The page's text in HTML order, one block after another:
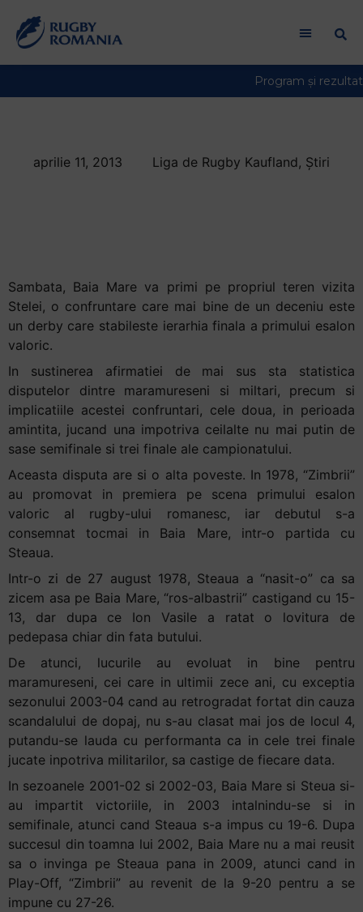
aprilie 11, 2013 Liga de Rugby Kaufland, Știri
Sambata, Baia Mare va primi pe propriul teren vizita
Stelei, o confruntare care mai bine de un deceniu este
un derby care stabileste ierarhia finala a primului esalon
valoric.
In sustinerea afirmatiei de mai sus sta statistica
disputelor dintre maramureseni si miltari, precum si
implicatiile acestei confruntari, cele doua, in perioada
amintita, jucand una impotriva ceilalte nu mai putin de
sase semifinale si trei finale ale campionatului.
Aceasta disputa are si o alta poveste. In 1978, “Zimbrii”
au promovat in premiera pe scena primului esalon
valoric al rugby-ului romanesc, iar debutul s-a
consemnat tocmai in Baia Mare, intr-o partida cu
Steaua.
Intr-o zi de 27 august 1978, Steaua a “nasit-o” ca sa
zicem asa pe Baia Mare, “ros-albastrii” castigand cu 15-
13, dar dupa ce Ion Vasile a ratat o lovitura de
pedepasa chiar din fata butului.
De atunci, lucurile au evoluat in bine pentru
maramureseni, cei care in ultimii zece ani, cu exceptia
sezonului 2003-04 cand au retrogradat fortat din cauza
scandalului de dopaj, nu s-au clasat mai jos de locul 4,
putandu-se lauda cu performanta ca in cele trei finale
jucate inpotriva militarilor, sa castige de fiecare data.
In sezoanele 2001-02 si 2002-03, Baia Mare si Steua si-
au impartit victoriile, in 2003 intalnindu-se si in
semifinale, atunci cand Steaua s-a impus cu 19-6. Dupa
succesul din toamna lui 2002, Baia Mare nu a mai reusit
sa o invinga pe Steaua pana in 2009, atunci cand in
Play-Off, “Zimbrii” au revenit de la 9-20 pentru a se
impune cu 27-26.